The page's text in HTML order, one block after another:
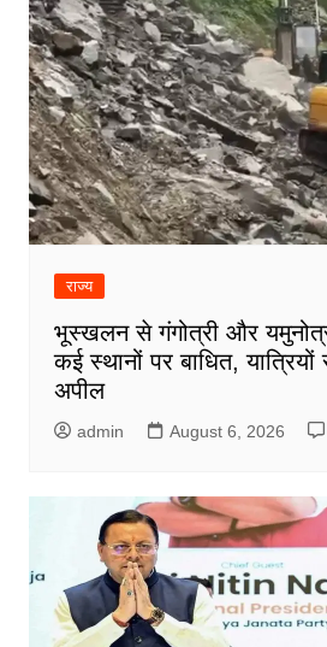
राज्य
भूस्खलन से गंगोत्री और यमुनोत्री
कई स्थानों पर बाधित,
अपील
admin August 6, 2026